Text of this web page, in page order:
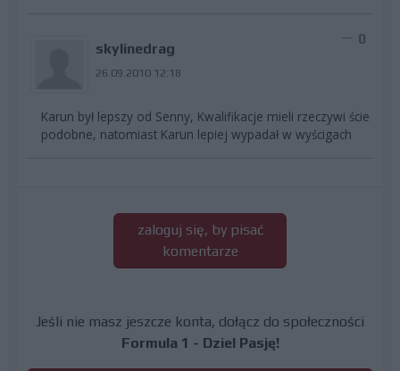
skylinedrag
26.09.2010 12:18
0
Karun był lepszy od Senny, Kwalifikacje mieli rzeczywi ście
podobne, natomiast Karun lepiej wypadał w wyścigach
zaloguj się, by pisać
komentarze
Jeśli nie masz jeszcze konta, dołącz do społeczności
Formula 1 - Dziel Pasję!